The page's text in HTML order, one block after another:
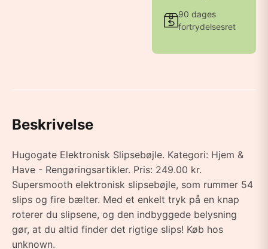
90 dages
fortrydelsesret
Beskrivelse
Hugogate Elektronisk Slipsebøjle. Kategori: Hjem &
Have - Rengøringsartikler. Pris: 249.00 kr.
Supersmooth elektronisk slipsebøjle, som rummer 54
slips og fire bælter. Med et enkelt tryk på en knap
roterer du slipsene, og den indbyggede belysning
gør, at du altid finder det rigtige slips! Køb hos
unknown.